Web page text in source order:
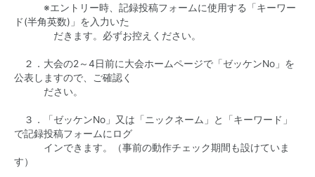
※エントリー時、記録投稿フォームに使用する「キーワー
ド(半角英数)」を入力いた
だきます。必ずお控えください。
２．大会の2～4日前に大会ホームページで「ゼッケンNo」を
公表しますので、ご確認く
ださい。
３．「ゼッケンNo」又は「ニックネーム」と「キーワード」
で記録投稿フォームにログ
インできます。（事前の動作チェック期間も設けていま
す）